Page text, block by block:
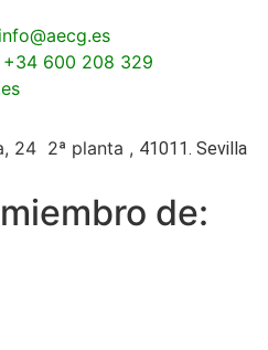
info@aecg.es
+34 600 208 329
24 2ª planta , 41011. Sevilla
de: